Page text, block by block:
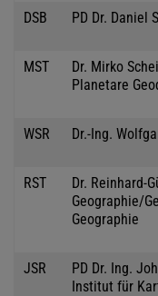
DSB PD Dr. Daniel
MST
Dr. Mirko
Planetare
WSR Dr.-Ing.
RST
Dr. Reinhard-
Geographie/
Geographie
JSR
PD Dr. Ing.
Institut für